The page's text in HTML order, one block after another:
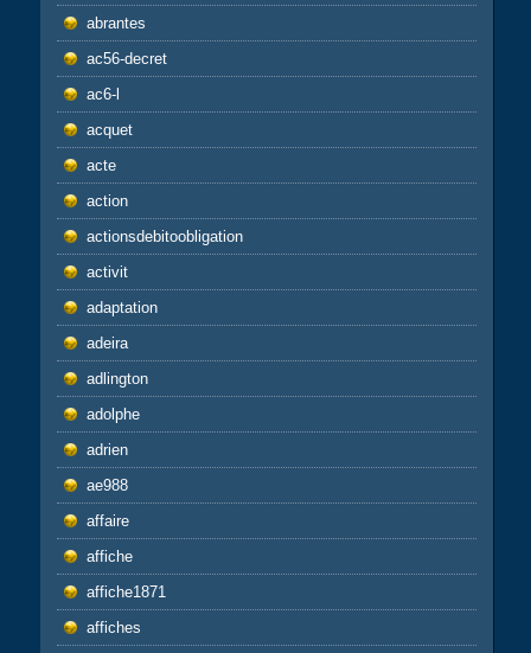
abrantes
ac56-decret
ac6-l
acquet
acte
action
actionsdebitoobligation
activit
adaptation
adeira
adlington
adolphe
adrien
ae988
affaire
affiche
affiche1871
affiches